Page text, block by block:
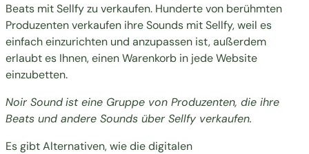
Beats mit Sellfy zu verkaufen. Hunderte von berühmten
Produzenten verkaufen ihre Sounds mit Sellfy, weil es
einfach einzurichten und anzupassen ist, außerdem
erlaubt es Ihnen,einen Warenkorb in jede Website
einzubetten.
Noir Soundist eine Gruppe von Produzenten, die ihre
Beats und andere Sounds über Sellfy verkaufen.
Es gibt Alternativen, wie die digitalen